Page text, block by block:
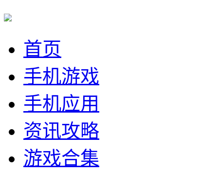
首页
手机游戏
手机应用
资讯攻略
游戏合集